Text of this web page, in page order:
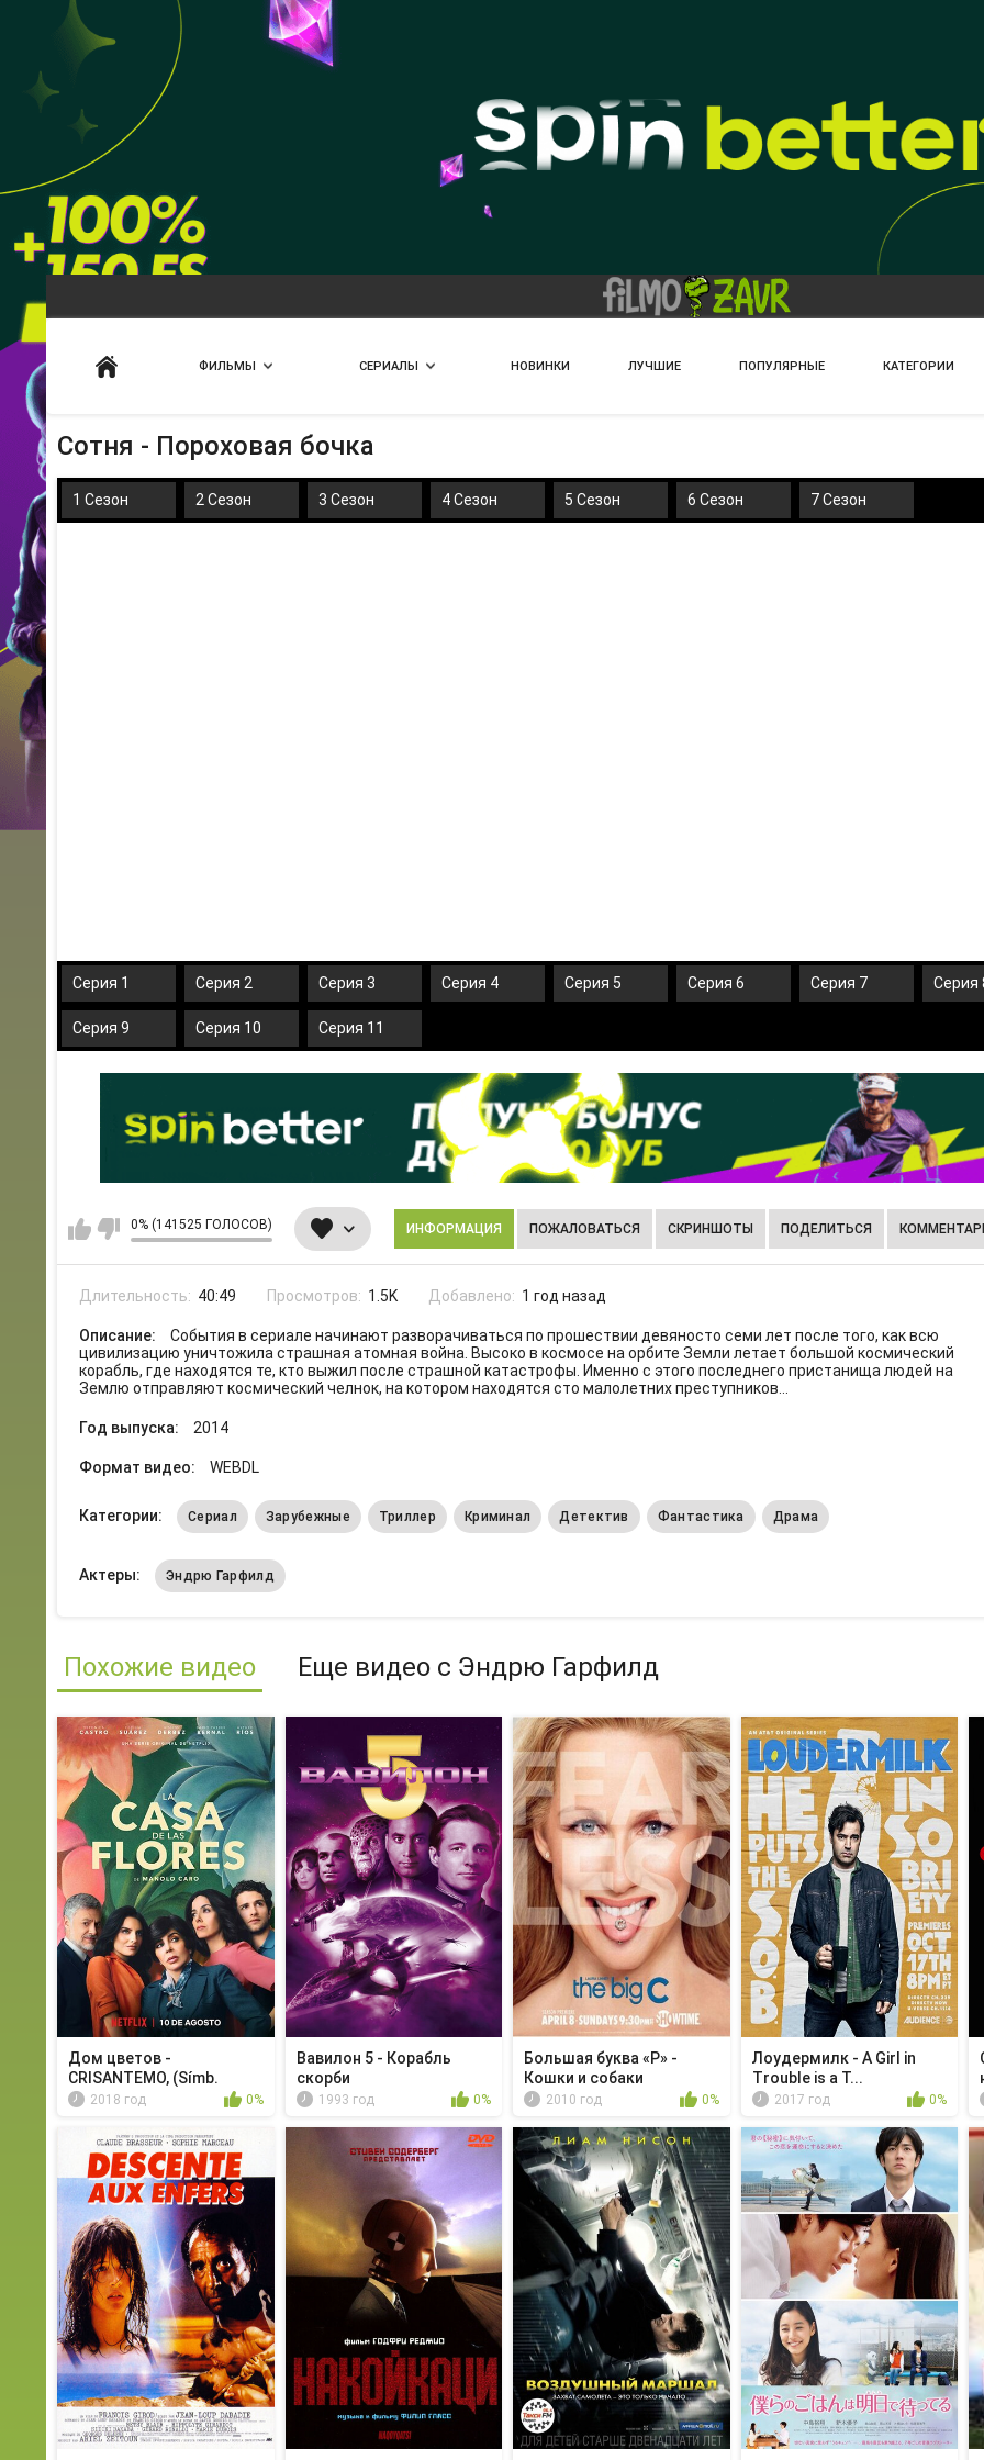
ФИЛЬМЫ СЕРИАЛЫ НОВИНКИ ЛУЧШИЕ ПОПУЛЯРНЫЕ КАТЕГОРИИ
Сотня - Пороховая бочка
1 Сезон 2 Сезон 3 Сезон 4 Сезон 5 Сезон 6 Сезон 7 Сезон
Серия 1 Серия 2 Серия 3 Серия 4 Серия 5 Серия 6 Серия 7 Серия
Серия 9 Серия 10 Серия 11
0% (141525 ГОЛОСОВ) ИНФОРМАЦИЯ ПОЖАЛОВАТЬСЯ СКРИНШОТЫ ПОДЕЛИТЬСЯ
Длительность: 40:49 Просмотров: 1.5K Добавлено: 1 год назад
Описание:
События в сериале начинают разворачиваться по прошествии девяносто семи лет после того, как всю
цивилизацию уничтожила страшная атомная война. Высоко в космосе на орбите Земли летает большой космический
корабль, где находятся те, кто выжил после страшной катастрофы. Именно с этого последнего пристанища людей на
Землю отправляют космический челнок, на котором находятся сто малолетних преступников...
Год выпуска: 2014
Формат видео: WEBDL
Категории: Сериал Зарубежные Триллер Криминал Детектив Фантастика Драма
Актеры: Эндрю Гарфилд
Похожие видео Еще видео с Эндрю Гарфилд
Дом цветов -
CRISANTEMO, (Símb.
dolor)2018 год 0%
Вавилон 5 - Корабль
скорби
1993 год 0%
Большая буква «Р» -
Кошки и собаки
2010 год 0%
Лоудермилк - A Girl in
Trouble is a T...
2017 год 0%